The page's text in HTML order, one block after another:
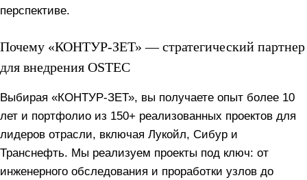
перспективе.
Почему «КОНТУР-ЗЕТ» — стратегический партнер
для внедрения OSTEC
Выбирая «КОНТУР-ЗЕТ», вы получаете опыт более 10
лет и портфолио из 150+ реализованных проектов для
лидеров отрасли, включая Лукойл, Сибур и
Транснефть. Мы реализуем проекты под ключ: от
инженерного обследования и проработки узлов до